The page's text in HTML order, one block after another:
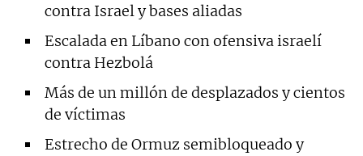
contra Israel y bases aliadas
Escalada en Líbano con ofensiva israelí
contra Hezbolá
Más de un millón de desplazados y cientos
de víctimas
Estrecho de Ormuz semibloqueado y